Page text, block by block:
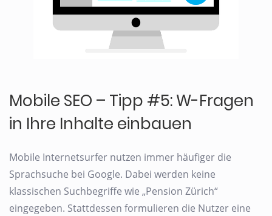
Mobile SEO – Tipp #5: W-Fragen
in Ihre Inhalte einbauen
Mobile Internetsurfer nutzen immer häufiger die
Sprachsuche bei Google. Dabei werden keine
klassischen Suchbegriffe wie „Pension Zürich“
eingegeben. Stattdessen formulieren die Nutzer eine